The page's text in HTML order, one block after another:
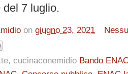
del 7 luglio.
on giugno 23, 2021
cucinaconemidio Bando